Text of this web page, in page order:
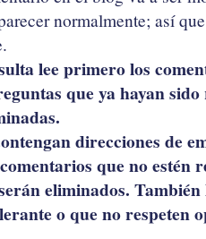
normalmente; así
lee primero los
que ya hayan
direcciones de
que no estén
eliminados.
o que no respeten